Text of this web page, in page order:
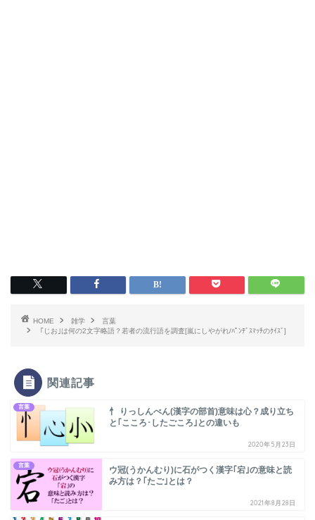
HOME 雑学
言葉
｢じお｣は何の2文字略語？若者の流行語を調査[嵐にしやがれ/ﾊﾟﾝﾃﾞｽﾏｯﾁのｸｲｽﾞ]
関連記事
言葉
忄 りっしんべん(漢字の部首)意味は心？成り立ち
と｢こころ･したごころ｣との違いも
2020年5月23日
言葉
ウ冠(うかんむり)に石がつく漢字｢宕｣の意味と読
み方は？｢たご｣とは？
2021年8月28日